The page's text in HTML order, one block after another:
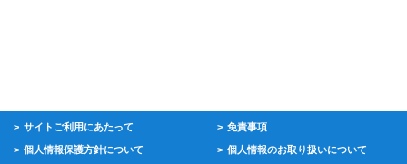
サイトご利用にあたって 免責事項
個人情報保護方針について 個人情報のお取り扱いについて